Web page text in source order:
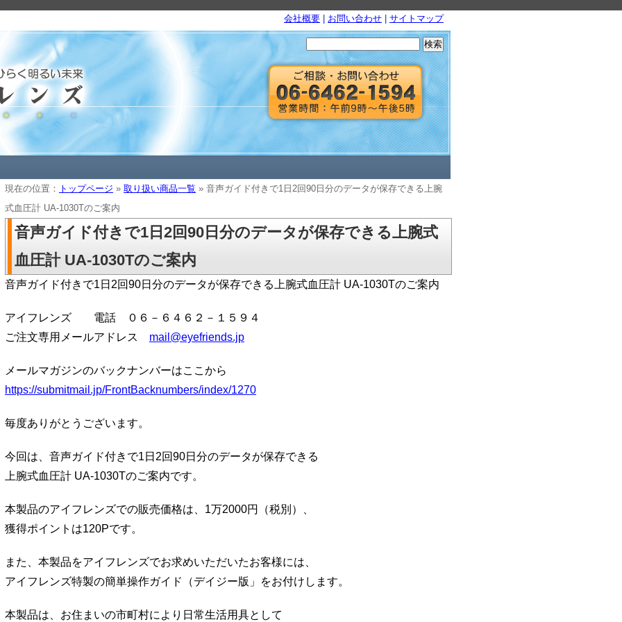
会社概要 お問い合わせ サイトマップ
索:
現在の位置： トップページ » 取り扱い商品一覧 » 音声ガイド付きで1日2回90日分のデータが保存できる上腕
式血圧計 UA-1030Tのご案内
音声ガイド付きで1日2回90日分のデータが保存できる上腕式
血圧計 UA-1030Tのご案内
音声ガイド付きで1日2回90日分のデータが保存できる上腕式血圧計 UA-1030Tのご案内
アイフレンズ 電話 ０６－６４６２－１５９４
ご注文専用メールアドレス mail@eyefriends.jp
メールマガジンのバックナンバーはここから
https://submitmail.jp/FrontBacknumbers/index/1270
毎度ありがとうございます。
今回は、音声ガイド付きで1日2回90日分のデータが保存できる
上腕式血圧計 UA-1030Tのご案内です。
本製品のアイフレンズでの販売価格は、1万2000円（税別）、
獲得ポイントは120Pです。
また、本製品をアイフレンズでお求めいただいたお客様には、
アイフレンズ特製の簡単操作ガイド（デイジー版」をお付けします。
本製品は、お住まいの市町村により日常生活用具として